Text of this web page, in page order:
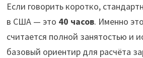
Если говорить коротко,
в США — это 40 часов. Именно
считается полной занятостью и
базовый ориентир для расчёта